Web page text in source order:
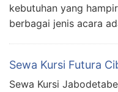
kebutuhan yang
berbagai jenis acara
Sewa Kursi Futura
Sewa Kursi